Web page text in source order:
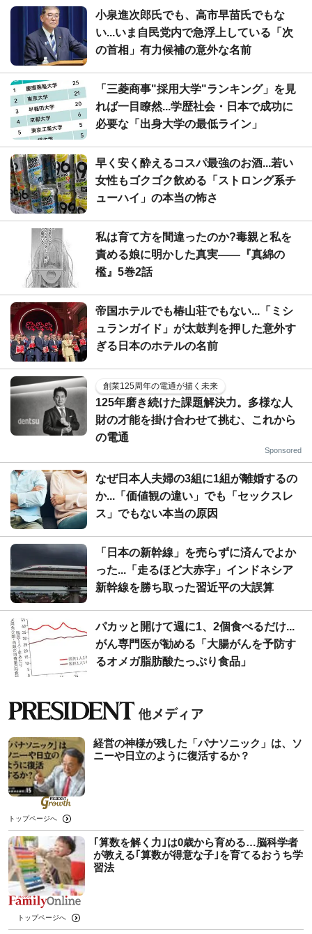
小泉進次郎氏でも、高市早苗氏でもな
い...いま自民党内で急浮上している「次
の首相」有力候補の意外な名前
「三菱商事"採用大学"ランキング」を見
れば一目瞭然...学歴社会・日本で成功に
必要な「出身大学の最低ライン」
早く安く酔えるコスパ最強のお酒...若い
女性もゴクゴク飲める「ストロング系チ
ューハイ」の本当の怖さ
私は育て方を間違ったのか?毒親と私を
責める娘に明かした真実――『真綿の
檻』5巻2話
帝国ホテルでも椿山荘でもない...「ミシ
ュランガイド」が太鼓判を押した意外す
ぎる日本のホテルの名前
創業125周年の電通が描く未来
125年磨き続けた課題解決力。多様な人
財の才能を掛け合わせて挑む、これから
の電通
Sponsored
なぜ日本人夫婦の3組に1組が離婚するの
か...「価値観の違い」でも「セックスレ
ス」でもない本当の原因
「日本の新幹線」を売らずに済んでよか
った...「走るほど大赤字」インドネシア
新幹線を勝ち取った習近平の大誤算
パカッと開けて週に1、2個食べるだけ...
がん専門医が勧める「大腸がんを予防す
るオメガ脂肪酸たっぷり食品」
経営の神様が残した「パナソニック」は、ソ
ニーや日立のように復活するか？
トップページへ
｢算数を解く力｣は0歳から育める…脳科学者
が教える｢算数が得意な子｣を育てるおうち学
習法
トップページへ